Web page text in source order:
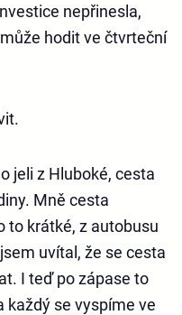
nepřinesla,
hodit ve čtvrteční
jeli z Hluboké, cesta
Mně cesta
to krátké, z autobusu
uvítal, že se cesta
I teď po zápase to
každý se vyspíme ve